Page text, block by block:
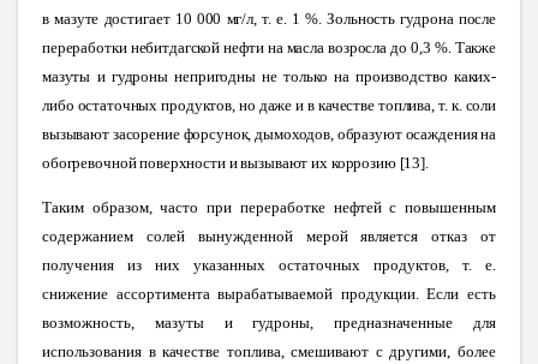
в мазуте достигает 10 000 мг/л, т. е. 1 %. Зольность гудрона после
переработки небитдагской нефти на масла возросла до 0,3 %. Также
мазуты и гудроны непригодны не только на производство каких-
либо остаточных продуктов, но даже и в качестве топлива, т. к. соли
вызывают засорение форсунок, дымоходов, образуют осаждения на
обогревочной поверхности и вызывают их коррозию [13].
Таким образом, часто при переработке нефтей с повышенным
содержанием солей вынужденной мерой является отказ от
получения из них указанных остаточных продуктов, т. е.
снижение ассортимента вырабатываемой продукции. Если есть
возможность, мазуты и гудроны, предназначенные для
использования в качестве топлива, смешивают с другими, более